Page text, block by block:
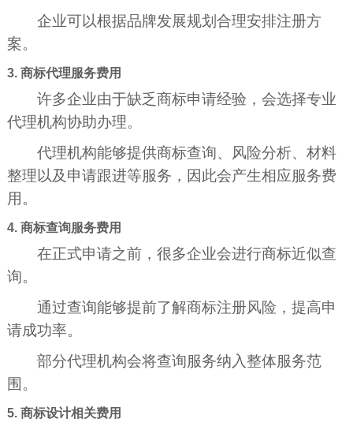
企业可以根据品牌发展规划合理安排注册方
案。
3. 商标代理服务费用
许多企业由于缺乏商标申请经验，会选择专业
代理机构协助办理。
代理机构能够提供商标查询、风险分析、材料
整理以及申请跟进等服务，因此会产生相应服务费
用。
4. 商标查询服务费用
在正式申请之前，很多企业会进行商标近似查
询。
通过查询能够提前了解商标注册风险，提高申
请成功率。
部分代理机构会将查询服务纳入整体服务范
围。
5. 商标设计相关费用